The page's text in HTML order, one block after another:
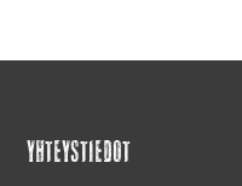
YHTEYSTIEDOT